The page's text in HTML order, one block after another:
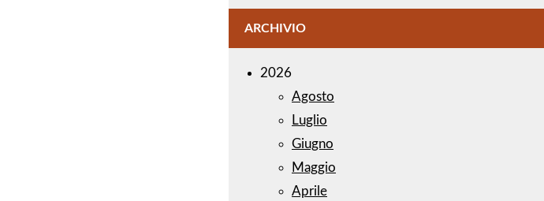
ARCHIVIO
2026
Agosto
Luglio
Giugno
Maggio
Aprile